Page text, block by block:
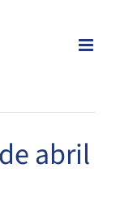
abril